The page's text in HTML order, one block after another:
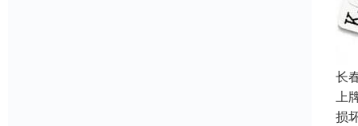
长
上
损